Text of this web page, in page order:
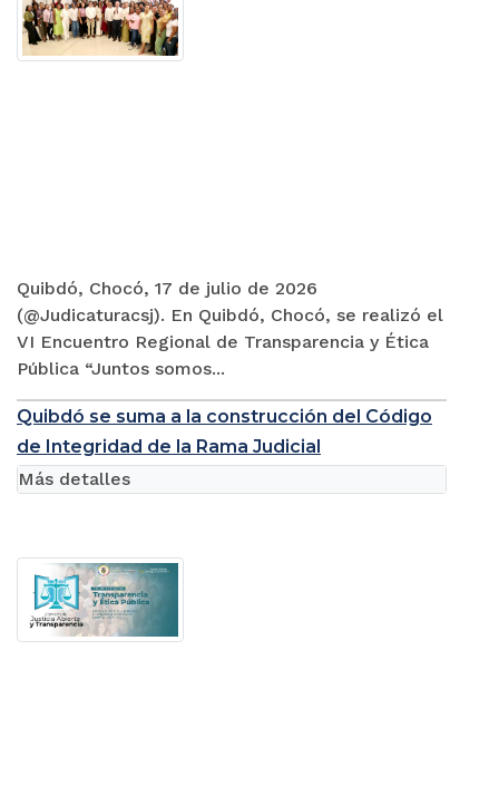
Quibdó, Chocó, 17 de julio de 2026
(@Judicaturacsj). En Quibdó, Chocó, se realizó el
VI Encuentro Regional de Transparencia y Ética
Pública “Juntos somos...
Quibdó se suma a la construcción del Código
de Integridad de la Rama Judicial
Más detalles